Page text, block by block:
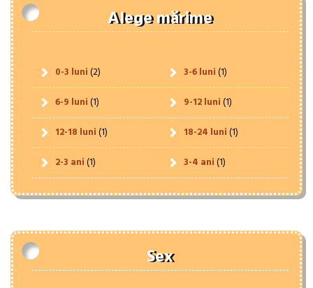
Alege mărime
0-3 luni(2) 3-6 luni(1)
6-9 luni(1) 9-12 luni(1)
12-18 luni(1) 18-24 luni(1)
2-3 ani(1) 3-4 ani(1)
Sex